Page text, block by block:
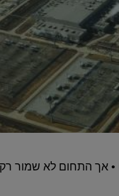
• אך התחום לא שמור